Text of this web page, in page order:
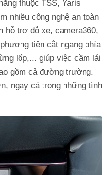
thuộc TSS, Yaris
nhiều công nghệ an toàn
hỗ trợ đỗ xe, camera360,
tiện cắt ngang phía
lốp,... giúp việc cầm lái
gồm cả đường trường,
ngay cả trong những tình